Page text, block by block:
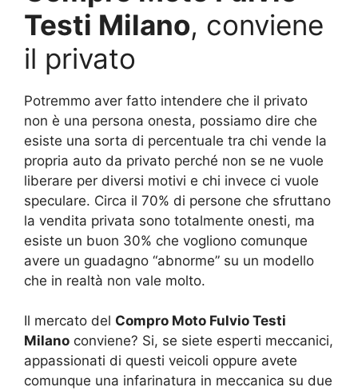
Testi Milano, conviene
il privato
Potremmo aver fatto intendere che il privato
non è una persona onesta, possiamo dire che
esiste una sorta di percentuale tra chi vende la
propria auto da privato perché non se ne vuole
liberare per diversi motivi e chi invece ci vuole
speculare. Circa il 70% di persone che sfruttano
la vendita privata sono totalmente onesti, ma
esiste un buon 30% che vogliono comunque
avere un guadagno “abnorme” su un modello
che in realtà non vale molto.
Il mercato del Compro Moto Fulvio Testi
Milano conviene? Si, se siete esperti meccanici,
appassionati di questi veicoli oppure avete
comunque una infarinatura in meccanica su due